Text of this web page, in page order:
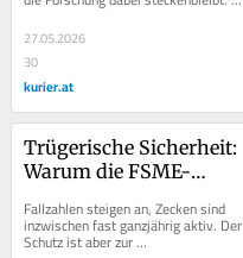
Nur eine globale Lösung kann das
ändern.
27.05.2026
30
kurier.at
Trügerische Sicherheit:
Warum die FSME-
denn je ist
Fallzahlen steigen an, Zecken sind
inzwischen fast ganzjährig aktiv. Der
Schutz ist aber zur